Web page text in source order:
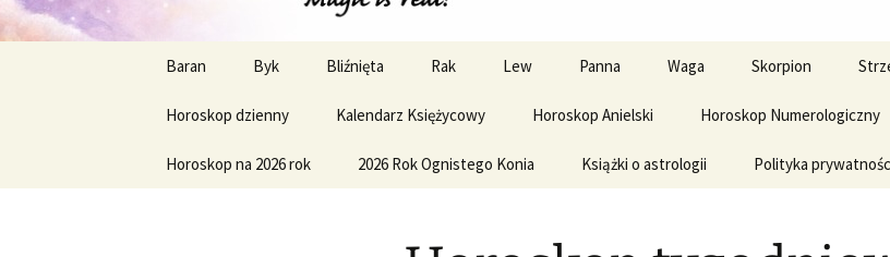
treści
Baran Byk Bliźnięta Rak Lew Panna Waga Skorpion
Horoskop dzienny Kalendarz Księżycowy Horoskop Anielski Horoskop Numerologiczny
Horoskop na 2026 rok 2026 Rok Ognistego Konia Książki o astrologii Polityka